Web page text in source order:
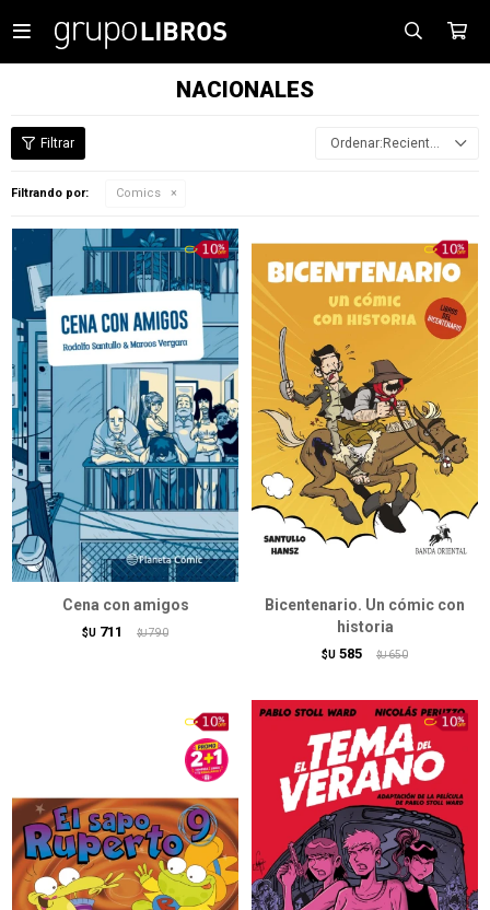

NACIONALES
Recientes
Filtrando por: Comics
Cena con amigos
$U 711 $U 790
Bicentenario. Un cómic con
historia
$U 585 $U 650